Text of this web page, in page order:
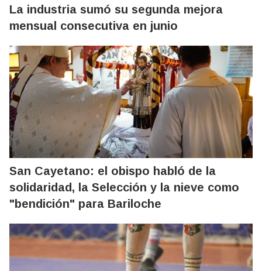
La industria sumó su segunda mejora
mensual consecutiva en junio
San Cayetano: el obispo habló de la
solidaridad, la Selección y la nieve como
"bendición" para Bariloche